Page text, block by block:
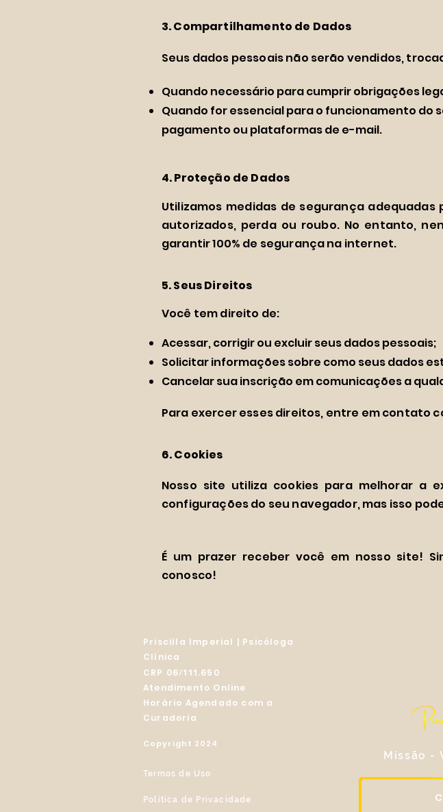
3. Compartilhamento de Dados
Seus dados pessoais não serão vendidos,
Quando necessário para cumprir obrigações
Quando for essencial para o funcionamento do
pagamento ou plataformas de e-mail.
4. Proteção de Dados
Utilizamos medidas de segurança
autorizados, perda ou roubo. No entanto,
garantir 100% de segurança na internet.
5. Seus Direitos
Você tem direito de:
Acessar, corrigir ou excluir seus dados pessoais;
Solicitar informações sobre como seus dados
Cancelar sua inscrição em comunicações a
Para exercer esses direitos, entre em contato
6. Cookies
Nosso site utiliza cookies para melhorar a
configurações do seu navegador, mas isso
É um prazer receber você em nosso site!
conosco!
Priscilla Imperial | Psicóloga
Clínica
CRP 06/111.650
Atendimento Online
Horário Agendado com a
Curadoria
Copyright 2024
Termos de Uso
Política de Privacidade
Missão -